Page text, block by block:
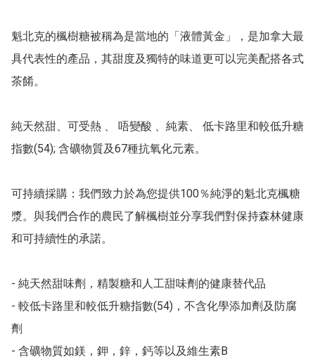
魁北克的楓樹糖被稱為是當地的「液體黃金」，是加拿大最
具代表性的產品，其甜度及獨特的味道更可以完美配搭各式
茶餚。
純天然甜、可受熱 、 唔變酸 、純素、 低卡路里和較低升糖
指數(54); 含礦物質及67種抗氧化元素。
可持續採購：我們致力於為您提供100％純淨的魁北克楓糖
漿。與我們合作的農民了解楓樹並分享我們對保持森林健康
和可持續性的承諾。
- 純天然甜味劑，精製糖和人工甜味劑的健康替代品
- 較低卡路里和較低升糖指數(54)，不含化學添加劑及防腐
劑
- 含礦物質如鎂，鉀，鋅，鈣等以及維生素B